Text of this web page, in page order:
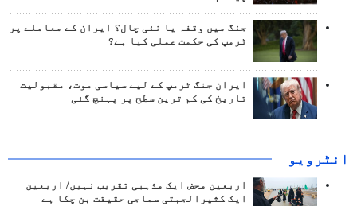
جنگ میں وقفہ یا نئی چال؟ ایران کے معاملے پر
ٹرمپ کی حکمت عملی کیا ہے؟
ایران جنگ ٹرمپ کے لیے سیاسی موت، مقبولیت
تاریخ کی کم ترین سطح پر پہنچ گئی
انٹرويو
اربعین محض ایک مذہبی تقریب نہیں/ اربعین
ایک کثیرالجہتی سماجی حقیقت بن چکا ہے